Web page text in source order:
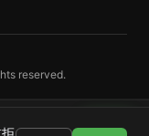
reserved.
安装